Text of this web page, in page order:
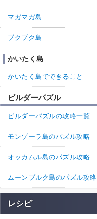
マガマガ島
ブクブク島
かいたく島
かいたく島でできること
ビルダーパズル
ビルダーパズルの攻略一覧
モンゾーラ島のパズル攻略
オッカムル島のパズル攻略
ムーンブルク島のパズル攻略
レシピ